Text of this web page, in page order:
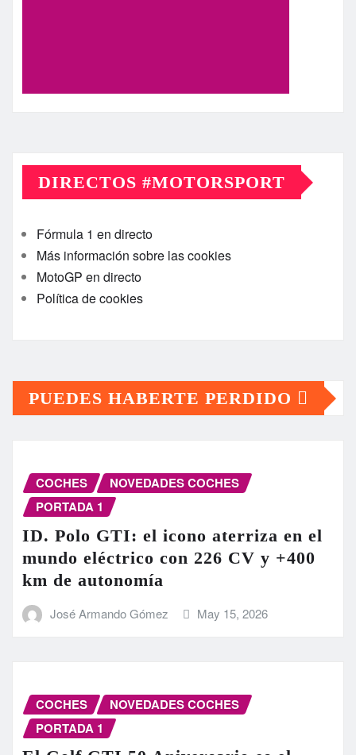
DIRECTOS #MOTORSPORT
Fórmula 1 en directo
Más información sobre las cookies
MotoGP en directo
Política de cookies
PUEDES HABERTE PERDIDO
COCHES
NOVEDADES COCHES
PORTADA 1
ID. Polo GTI: el icono aterriza en el
mundo eléctrico con 226 CV y +400
km de autonomía
José Armando Gómez May 15, 2026
COCHES
NOVEDADES COCHES
PORTADA 1